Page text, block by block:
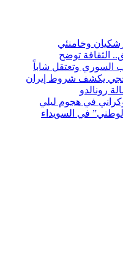
وخامنئي
الثقافة توضح
السوري وتعتقل شاباً
يكشف شروط إيران
رونالدو
في هجوم ليلي
في السويداء